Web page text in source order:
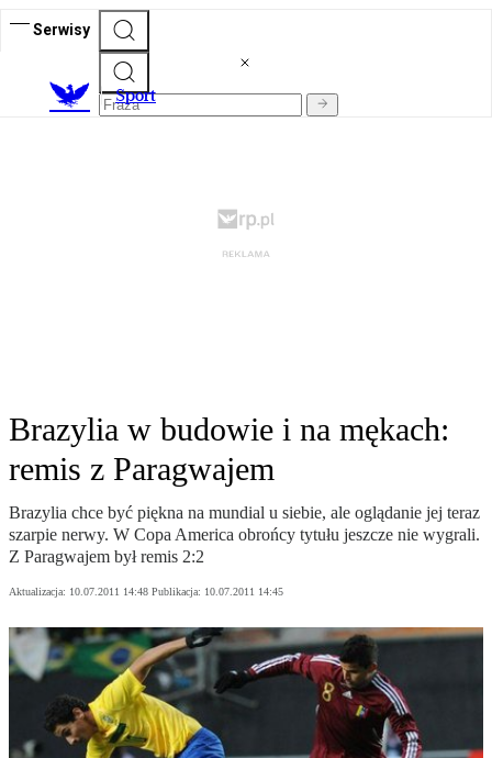
Serwisy
Sport
Brazylia w budowie i na mękach:
remis z Paragwajem
Brazylia chce być piękna na mundial u siebie, ale oglądanie jej teraz
szarpie nerwy. W Copa America obrońcy tytułu jeszcze nie wygrali.
Z Paragwajem był remis 2:2
Aktualizacja: 10.07.2011 14:48 Publikacja: 10.07.2011 14:45